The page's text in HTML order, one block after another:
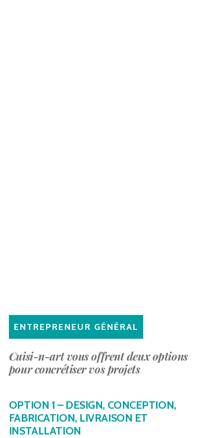
ENTREPRENEUR GÉNÉRAL
Cuisi-n-art vous offrent deux options
pour concrétiser vos projets
OPTION 1 – DESIGN, CONCEPTION,
FABRICATION, LIVRAISON ET
INSTALLATION